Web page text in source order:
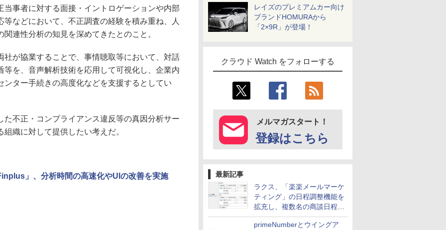
レイズのプレミアムカー向け
ブランドHOMURAから
「2×9R」が登場！
クラウド Watch をフォローする
メルマガスタート！
登録はこちら
最新記事
ラクス、「楽楽メールマーケ
ティング」の日程調整機能を
拡充し、複数名の商談日程調
整を効率化
primeNumberとウイングア
当事者に対する面接・イントロゲーションや内部
などにおいて、不正調査の経験を積み重ね、人
連性分析の知見を深めてきたとのこと。
が協業することで、事情聴取等において、対話
等を、音声解析技術を応用して可視化し、企業内
ンター手続きの高度化などを支援するとしてい
不正・コンプライアンス違反等の真因分析サー
織に対して提供したい考えだ。
」、分析時間の高速化やUIの改善を実施